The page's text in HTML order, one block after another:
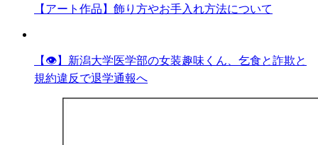
【アート作品】飾り方やお手入れ方法について
【👁】新潟大学医学部の女装趣味くん、乞食と詐欺と
規約違反で退学通報へ